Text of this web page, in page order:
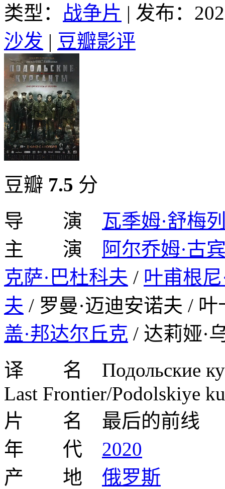
类型： 战争片 | 发布：
沙发 | 豆瓣影评
豆瓣 7.5 分
导 演 瓦季姆·舒梅
主 演
阿尔乔姆·古
克萨·巴杜科夫 / 叶甫根
夫 / 罗曼·迈迪安诺夫 /
盖·邦达尔丘克 / 达莉娅·
译 名 Подольские
Last Frontier/Podolskiye
片 名 最后的前线
年 代 2020
产 地 俄罗斯